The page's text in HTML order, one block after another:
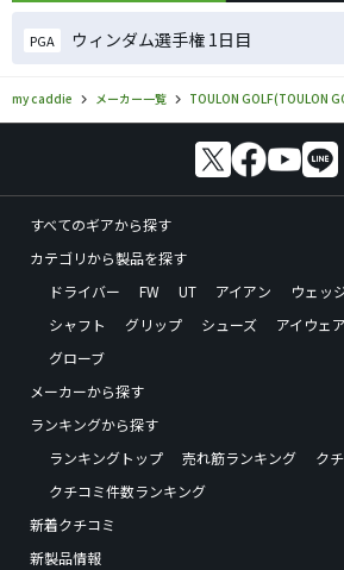
PGA ウィンダム選手権 1日目
my caddie メーカー一覧 TOULON GOLF(TOULON
すべてのギアから探す
カテゴリから製品を探す
ドライバー
FW UT アイアン ウェッ
シャフト
グリップ シューズ アイウェア
グローブ
メーカーから探す
ランキングから探す
ランキングトップ
売れ筋ランキング
ク
クチコミ件数ランキング
新着クチコミ
新製品情報